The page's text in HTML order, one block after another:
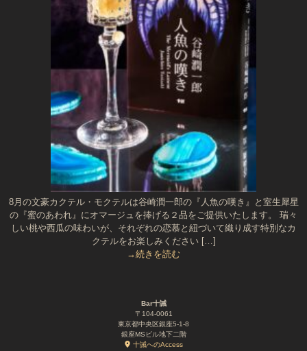
8月の文豪カクテル・モクテルは谷崎潤一郎の『人魚の嘆き』と室生犀星
の『蜜のあわれ』にオマージュを捧げる２品をご提供いたします。 瑞々
しい桃や西瓜の味わいが、それぞれの恋慕と紐づいて織り成す特別なカ
クテルをお楽しみください […]
→続きを読む
Bar十誡
〒104-0061
東京都中央区銀座5-1-8
銀座MSビル地下二階
十誡へのAccess